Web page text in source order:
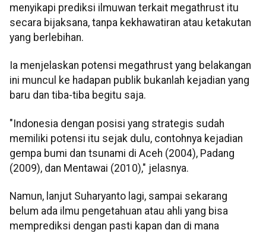
menyikapi prediksi ilmuwan terkait megathrust itu
secara bijaksana, tanpa kekhawatiran atau ketakutan
yang berlebihan.
Ia menjelaskan potensi megathrust yang belakangan
ini muncul ke hadapan publik bukanlah kejadian yang
baru dan tiba-tiba begitu saja.
"Indonesia dengan posisi yang strategis sudah
memiliki potensi itu sejak dulu, contohnya kejadian
gempa bumi dan tsunami di Aceh (2004), Padang
(2009), dan Mentawai (2010)," jelasnya.
Namun, lanjut Suharyanto lagi, sampai sekarang
belum ada ilmu pengetahuan atau ahli yang bisa
memprediksi dengan pasti kapan dan di mana